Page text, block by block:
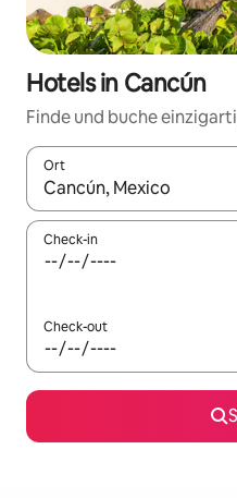
Hotels in Cancún
Finde und buche
Ort
Wenn Ergebnisse
Check-in
Check-out